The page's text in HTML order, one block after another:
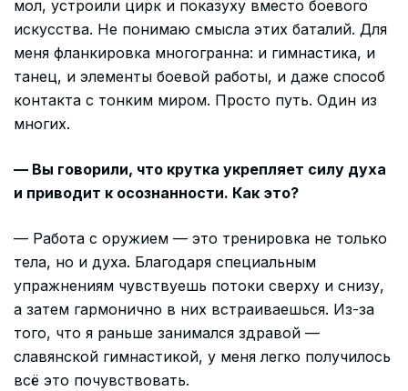
мол, устроили цирк и показуху вместо боевого
искусства. Не понимаю смысла этих баталий. Для
меня фланкировка многогранна: и гимнастика, и
танец, и элементы боевой работы, и даже способ
контакта с тонким миром. Просто путь. Один из
многих.
— Вы говорили, что крутка укрепляет силу духа
и приводит к осознанности. Как это?
— Работа с оружием — это тренировка не только
тела, но и духа. Благодаря специальным
упражнениям чувствуешь потоки сверху и снизу,
а затем гармонично в них встраиваешься. Из-за
того, что я раньше занимался здравой —
славянской гимнастикой, у меня легко получилось
всё это почувствовать.